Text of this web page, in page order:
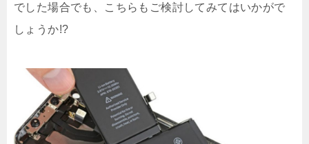
でした場合でも、こちらもご検討してみてはいかがで
しょうか!?